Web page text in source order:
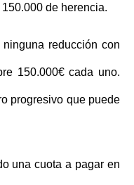
de herencia.
reducción con
150.000€ cada uno.
progresivo que puede
una cuota a pagar en